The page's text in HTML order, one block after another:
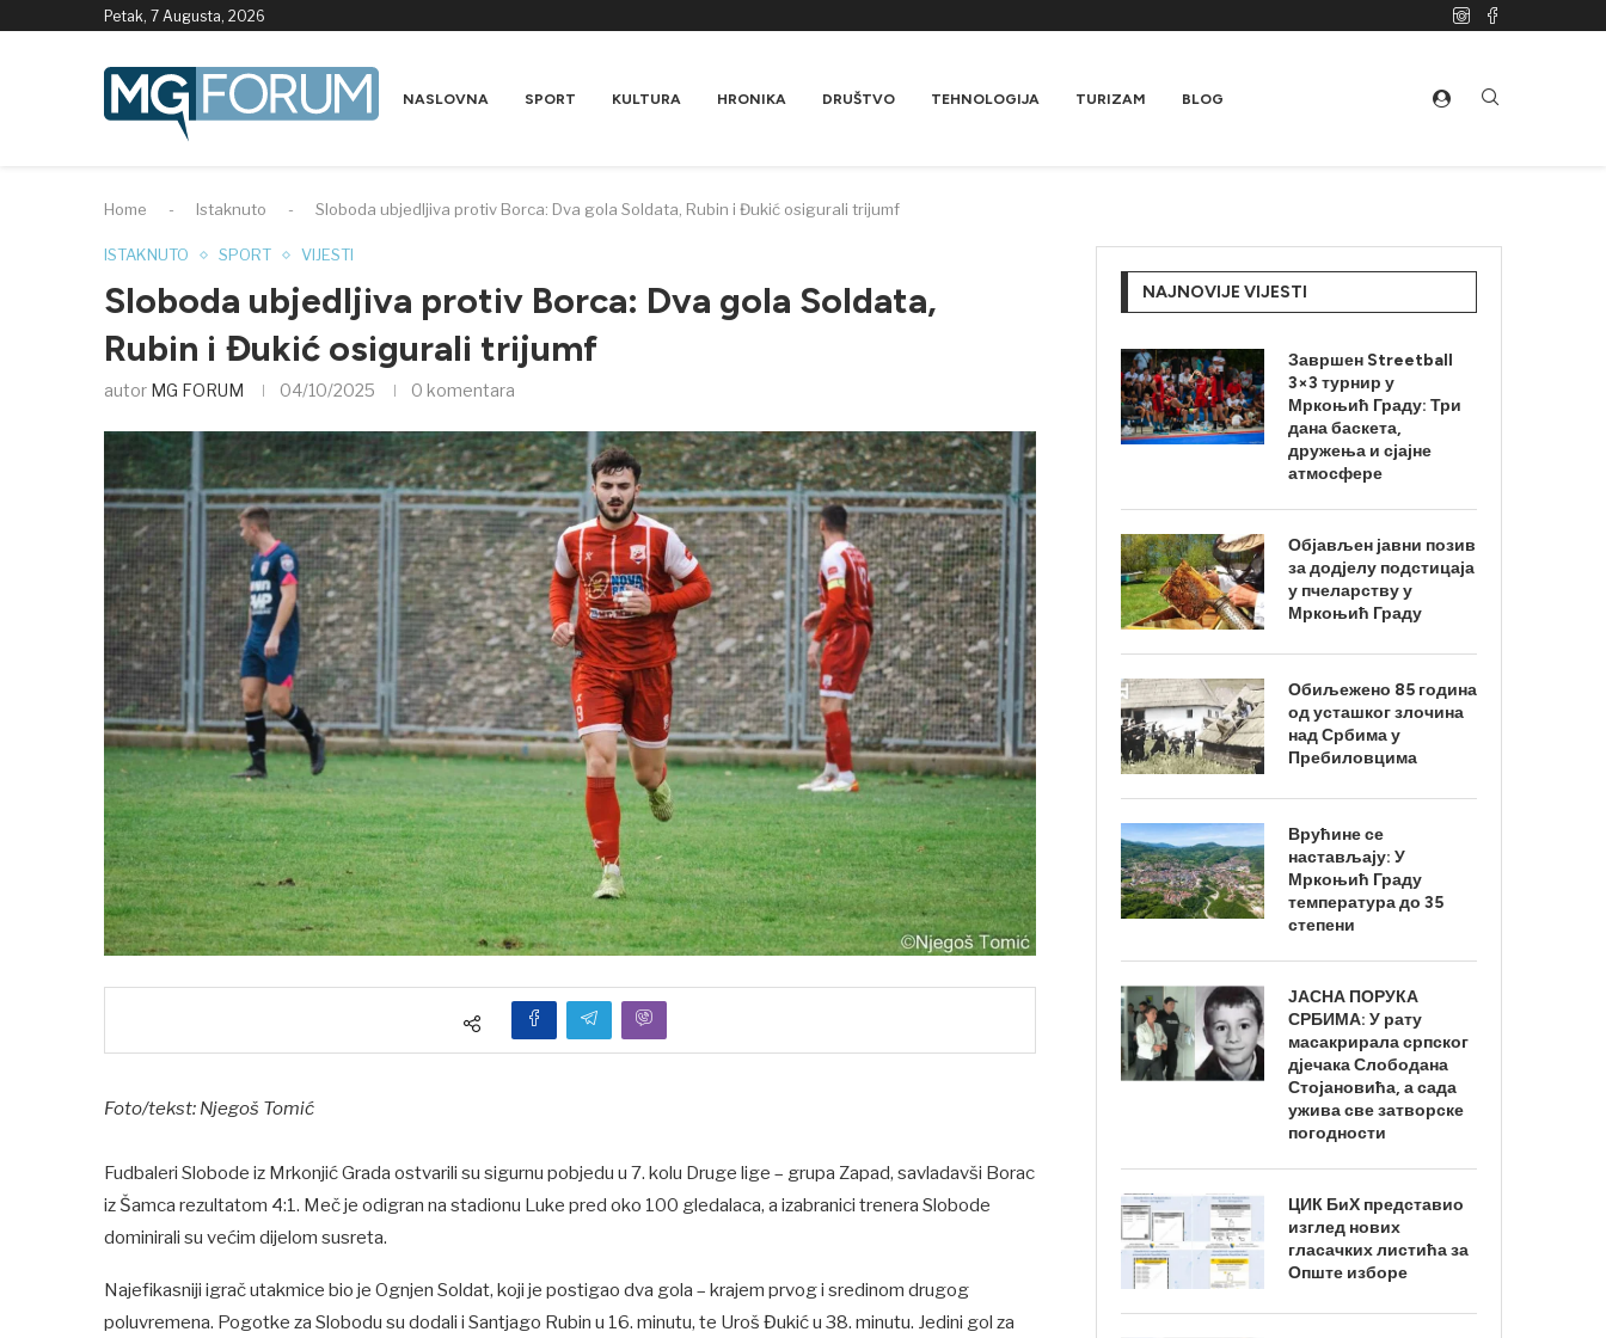
Petak, 7 Augusta, 2026
NASLOVNA SPORT KULTURA HRONIKA DRUŠTVO TEHNOLOGIJA TURIZAM BLOG
Home - Istaknuto - Sloboda ubjedljiva protiv Borca: Dva gola Soldata, Rubin i Đukić osigurali trijumf
ISTAKNUTO SPORT VIJESTI
Sloboda ubjedljiva protiv Borca: Dva gola Soldata,
Rubin i Đukić osigurali trijumf
autor MG FORUM 04/10/2025 0 komentara
Foto/tekst: Njegoš Tomić
Fudbaleri Slobode iz Mrkonjić Grada ostvarili su sigurnu pobjedu u 7. kolu Druge lige – grupa Zapad, savladavši Borac
iz Šamca rezultatom 4:1. Meč je odigran na stadionu Luke pred oko 100 gledalaca, a izabranici trenera Slobode
dominirali su većim dijelom susreta.
Najefikasniji igrač utakmice bio je Ognjen Soldat, koji je postigao dva gola – krajem prvog i sredinom drugog
poluvremena. Pogotke za Slobodu su dodali i Santjago Rubin u 16. minutu, te Uroš Đukić u 38. minutu. Jedini gol za
NAJNOVIJE VIJESTI
Завршен Streetball
3×3 турнир у
Мркоњић Граду: Три
дана баскета,
дружења и сјајне
атмосфере
Објављен јавни позив
за додјелу подстицаја
у пчеларству у
Мркоњић Граду
Обиљежено 85 година
од усташког злочина
над Србима у
Пребиловцима
Врућине се
настављају: У
Мркоњић Граду
температура до 35
степени
ЈАСНА ПОРУКА
СРБИМА: У рату
масакрирала српског
дјечака Слободана
Стојановића, а сада
ужива све затворске
погодности
ЦИК БиХ представио
изглед нових
гласачких листића за
Опште изборе